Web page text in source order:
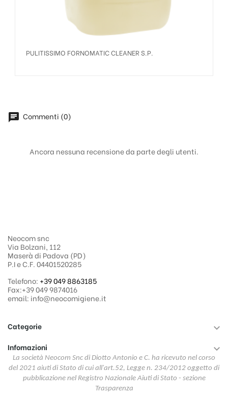
PULITISSIMO FORNOMATIC CLEANER S.P.
chat Commenti (0)
Ancora nessuna recensione da parte degli utenti.
Neocom snc
Via Bolzani, 112
Maserà di Padova (PD)
P.I e C.F. 04401520285
Telefono: +39 049 8863185
Fax:+39 049 9874016
email: info@neocomigiene.it
Categorie 
Infomazioni 
La società Neocom Snc di Diotto Antonio e C. ha ricevuto nel corso
del 2021 aiuti di Stato di cui all'art.52, Legge n. 234/2012 oggetto di
pubblicazione nel Registro Nazionale Aiuti di Stato - sezione
Trasparenza